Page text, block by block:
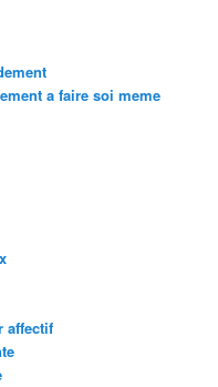
a faire soi meme
affectif